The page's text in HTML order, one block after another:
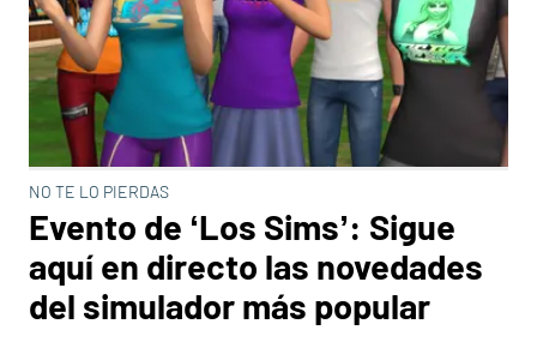
NO TE LO PIERDAS
Evento de ‘Los Sims’: Sigue
aquí en directo las novedades
del simulador más popular